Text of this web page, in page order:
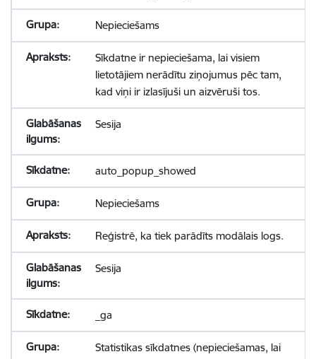
Nepieciešams
Sīkdatne ir nepieciešama, lai visiem
lietotājiem nerādītu ziņojumus pēc tam,
kad viņi ir izlasījuši un aizvēruši tos.
Sesija
auto_popup_showed
Nepieciešams
Reģistrē, ka tiek parādīts modālais logs.
Sesija
_ga
Statistikas sīkdatnes (nepieciešamas, lai